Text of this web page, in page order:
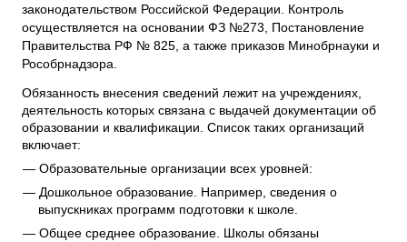
законодательством Российской Федерации. Контроль
осуществляется на основании ФЗ №273, Постановление
Правительства РФ № 825, а также приказов Минобрнауки и
Рособрнадзора.
Обязанность внесения сведений лежит на учреждениях,
деятельность которых связана с выдачей документации об
образовании и квалификации. Список таких организаций
включает:
Образовательные организации всех уровней:
Дошкольное образование. Например, сведения о
выпускниках программ подготовки к школе.
Общее среднее образование. Школы обязаны